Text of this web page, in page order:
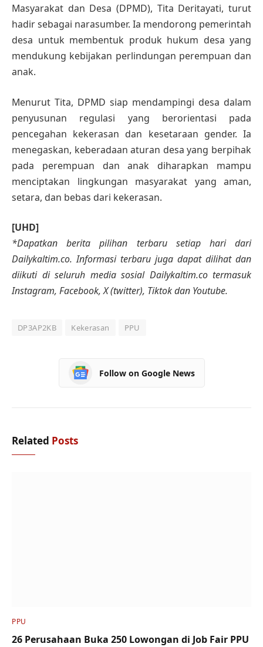
Masyarakat dan Desa (DPMD), Tita Deritayati, turut
hadir sebagai narasumber. Ia mendorong pemerintah
desa untuk membentuk produk hukum desa yang
mendukung kebijakan perlindungan perempuan dan
anak.
Menurut Tita, DPMD siap mendampingi desa dalam
penyusunan regulasi yang berorientasi pada
pencegahan kekerasan dan kesetaraan gender. Ia
menegaskan, keberadaan aturan desa yang berpihak
pada perempuan dan anak diharapkan mampu
menciptakan lingkungan masyarakat yang aman,
setara, dan bebas dari kekerasan.
[UHD]
*Dapatkan berita pilihan terbaru setiap hari dari
Dailykaltim.co. Informasi terbaru juga dapat dilihat dan
diikuti di seluruh media sosial Dailykaltim.co termasuk
Instagram, Facebook, X (twitter), Tiktok dan Youtube.
DP3AP2KB Kekerasan PPU
Follow on Google News
Related Posts
PPU
26 Perusahaan Buka 250 Lowongan di Job Fair PPU